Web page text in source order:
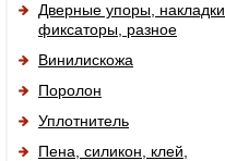
Дверные упоры, накладки,
фиксаторы, разное
Винилискожа
Поролон
Уплотнитель
Пена, силикон, клей,